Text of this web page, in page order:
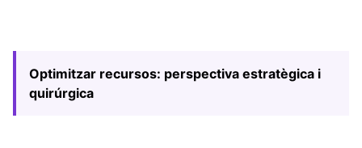
Optimitzar recursos: perspectiva estratègica i
quirúrgica